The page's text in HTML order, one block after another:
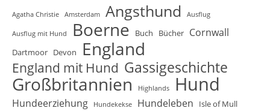
Agatha Christie Amsterdam Angsthund Ausflug
Ausflug mit Hund Boerne Buch Bücher Cornwall
Dartmoor Devon England
England mit Hund Gassigeschichte
Großbritannien Highlands Hund
Hundeerziehung Hundekekse Hundeleben Isle of Mull